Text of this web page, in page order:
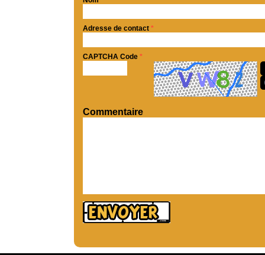
Adresse de contact *
CAPTCHA Code *
Commentaire